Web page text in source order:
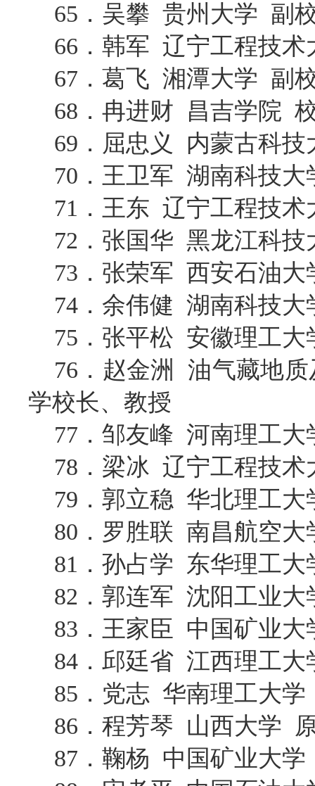
65．吴攀 贵州大学 副
66．韩军 辽宁工程技
67．葛飞 湘潭大学 副
68．冉进财 昌吉学院
69．屈忠义 内蒙古科
70．王卫军 湖南科技
71．王东 辽宁工程技
72．张国华 黑龙江科
73．张荣军 西安石油
74．余伟健 湖南科技
75．张平松 安徽理工
76．赵金洲 油气藏地
学校长、教授
77．邹友峰 河南理工
78．梁冰 辽宁工程技
79．郭立稳 华北理工
80．罗胜联 南昌航空
81．孙占学 东华理工
82．郭连军 沈阳工业
83．王家臣 中国矿业
84．邱廷省 江西理工
85．党志 华南理工大
86．程芳琴 山西大学
87．鞠杨 中国矿业大